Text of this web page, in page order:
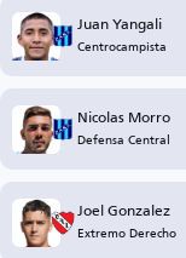
Juan Yangali
Centrocampista
Nicolas Morro
Defensa Central
Joel Gonzalez
Extremo Derecho